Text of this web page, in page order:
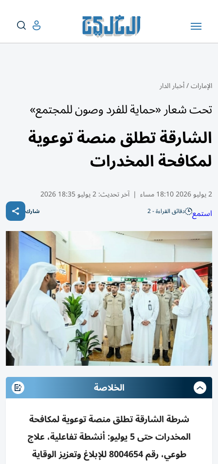
الإمارات/أخبار الدار
تحت شعار «حماية للفرد وصون للمجتمع»
الشارقة تطلق منصة توعوية
لمكافحة المخدرات
2 يوليو 2026 18:10 مساء | آخر تحديث:2 يوليو 18:35 2026
استمع دقائق القراءة - 2 شارك
الخلاصة
شرطة الشارقة تطلق منصة توعوية لمكافحة
المخدرات حتى 5 يوليو: أنشطة تفاعلية، علاج
طوعي، رقم 8004654 للإبلاغ وتعزيز الوقاية